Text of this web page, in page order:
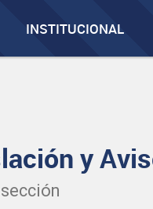
INSTITUCIONAL
y